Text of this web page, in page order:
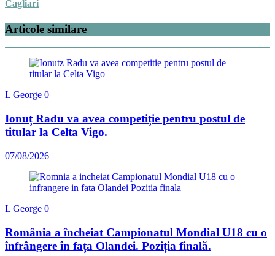
Cagliari
Articole similare
L George 0
Ionuț Radu va avea competiție pentru postul de
titular la Celta Vigo.
07/08/2026
L George 0
România a încheiat Campionatul Mondial U18 cu o
înfrângere în fața Olandei. Poziția finală.